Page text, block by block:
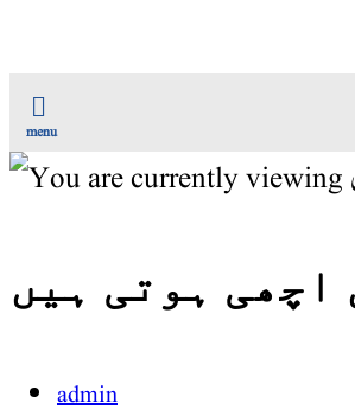
menu
اچھی ہوتی ہیں
admin